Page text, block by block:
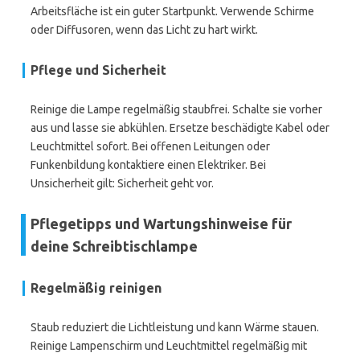
Arbeitsfläche ist ein guter Startpunkt. Verwende Schirme
oder Diffusoren, wenn das Licht zu hart wirkt.
Pflege und Sicherheit
Reinige die Lampe regelmäßig staubfrei. Schalte sie vorher
aus und lasse sie abkühlen. Ersetze beschädigte Kabel oder
Leuchtmittel sofort. Bei offenen Leitungen oder
Funkenbildung kontaktiere einen Elektriker. Bei
Unsicherheit gilt: Sicherheit geht vor.
Pflegetipps und Wartungshinweise für
deine Schreibtischlampe
Regelmäßig reinigen
Staub reduziert die Lichtleistung und kann Wärme stauen.
Reinige Lampenschirm und Leuchtmittel regelmäßig mit